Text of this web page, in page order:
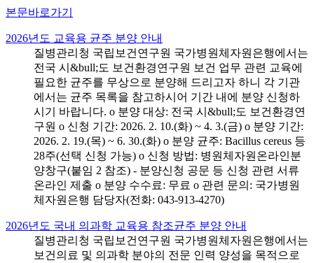
본문바로가기
2026년도 교육용 균주 분양 안내
질병관리청 국립보건연구원 국가병원체자원은행에서는
전국 시&bull;도 보건환경연구원 보건 업무 관련 교육에
필요한 균주를 무상으로 분양해 드리고자 하니 각 기관
에서는 균주 목록을 참고하시어 기간 내에 분양 신청하
시기 바랍니다. o 분양 대상: 전국 시&bull;도 보건환경연
구원 o 신청 기간: 2026. 2. 10.(화) ~ 4. 3.(금) o 분양 기간:
2026. 2. 19.(목) ~ 6. 30.(화) o 분양 균주: Bacillus cereus 등
28주(선택 신청 가능) o 신청 방법: 병원체자원온라인분
양창구(붙임 2 참조) - 분양신청 공문 등 신청 관련 서류
온라인 제출 o 분양 수수료: 무료 o 관련 문의: 국가병원
체자원은행 담당자(전화: 043-913-4270)
2026년도 국내 의과학 교육용 참조균주 분양 안내
질병관리청 국립보건연구원 국가병원체자원은행에서는
보건의료 및 의과학 분야의 전문 인력 양성을 목적으로